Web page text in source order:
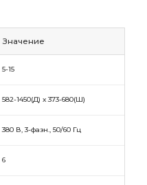
Значение
5-15
582-1450(Д) х 373-680(Ш)
380 В, 3-фазн., 50/60 Гц
6